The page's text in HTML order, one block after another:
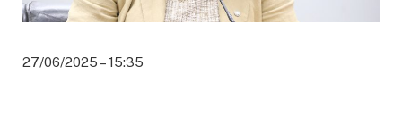
27/06/2025 – 15:35